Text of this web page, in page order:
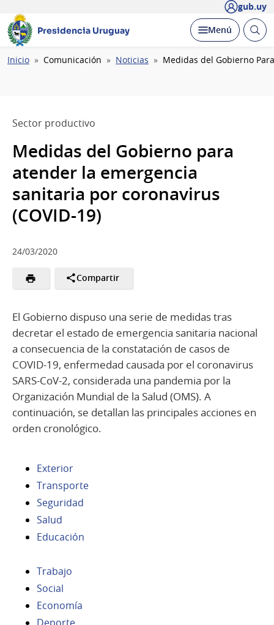
gub.uy
Presidencia Uruguay Desplegar
Menú Abrir
Ruta
Inicio Comunicación Noticias Medidas del Gobierno
Sector productivo
Medidas del Gobierno para
atender la emergencia
sanitaria por coronavirus
(COVID-19)
24/03/2020
Compartir
El Gobierno dispuso una serie de medidas tras
decretar el estado de emergencia sanitaria nacional
a consecuencia de la constatación de casos de
COVID-19, enfermedad causada por el coronavirus
SARS-CoV-2, considerada una pandemia por la
Organización Mundial de la Salud (OMS). A
continuación, se detallan las principales acciones en
orden cronológico.
Exterior
Transporte
Seguridad
Salud
Educación
Trabajo
Social
Economía
Deporte